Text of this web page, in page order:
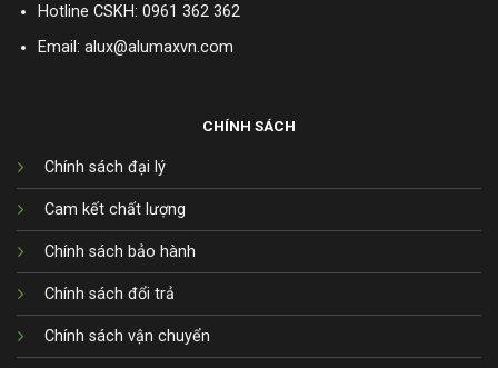
Hotline CSKH: 0961 362 362
Email: alux@alumaxvn.com
CHÍNH SÁCH
Chính sách đại lý
Cam kết chất lượng
Chính sách bảo hành
Chính sách đổi trả
Chính sách vận chuyển